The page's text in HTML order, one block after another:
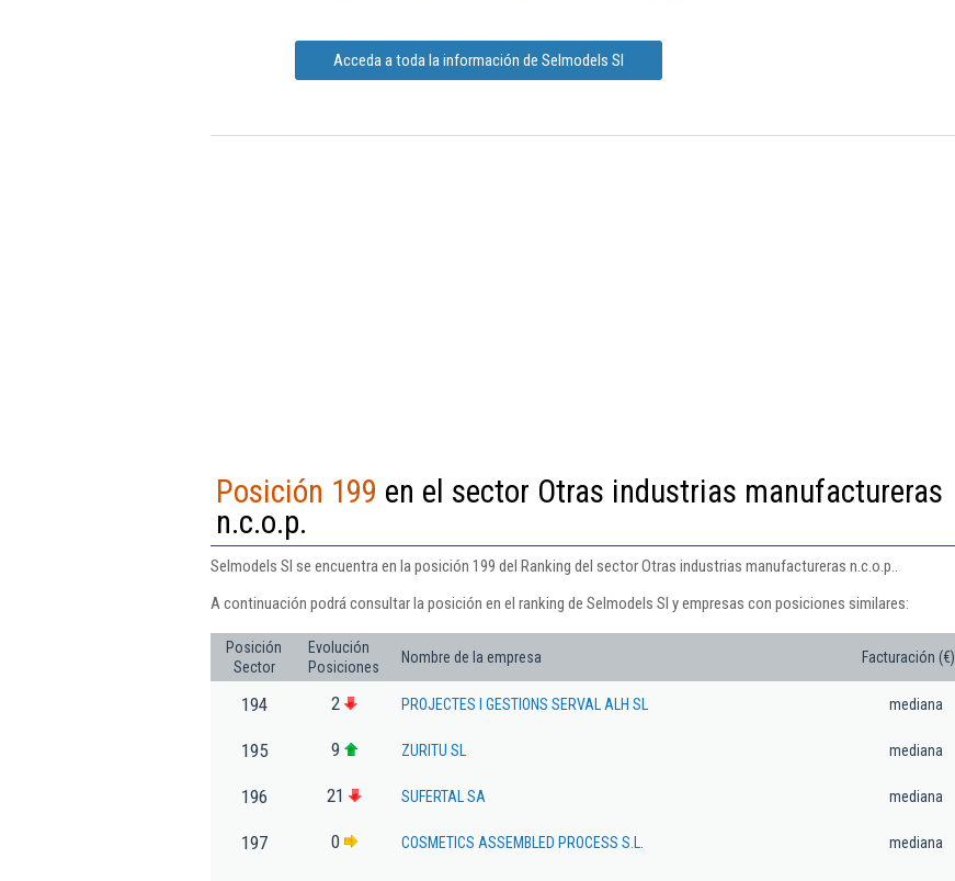
Acceda a toda la información de Selmodels Sl
Posición 199 en el sector Otras industrias manufactureras
n.c.o.p.
Selmodels Sl se encuentra en la posición 199 del Ranking del sector Otras industrias manufactureras n.c.o.p..
A continuación podrá consultar la posición en el ranking de Selmodels Sl y empresas con posiciones similares:
Posición
Sector
Evolución
Posiciones
Nombre de la empresa Facturación (€)
194 2 PROJECTES I GESTIONS SERVAL ALH SL mediana
195 9 ZURITU SL mediana
196 21 SUFERTAL SA mediana
197 0 COSMETICS ASSEMBLED PROCESS S.L. mediana